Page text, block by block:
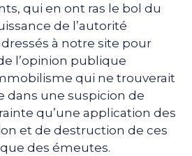
qui en ont ras le bol du
de l’autorité
à notre site pour
l’opinion publique
qui ne trouverait
dans une suspicion de
qu’une application des
et de destruction de ces
des émeutes.